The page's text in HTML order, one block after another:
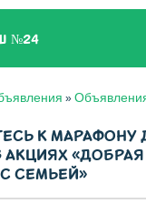
№24
»
К МАРАФОНУ
АКЦИЯХ
СЕМЬЕЙ»